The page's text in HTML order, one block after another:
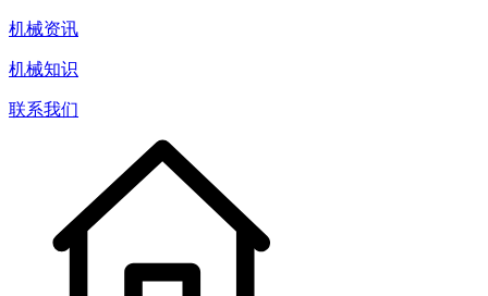
机械资讯
机械知识
联系我们